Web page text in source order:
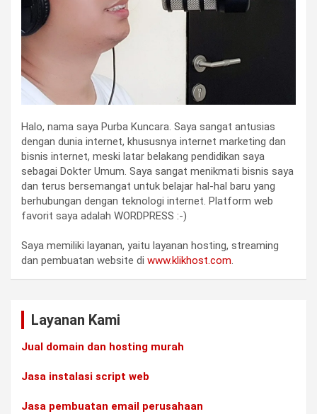
Halo, nama saya Purba Kuncara. Saya sangat antusias
dengan dunia internet, khususnya internet marketing dan
bisnis internet, meski latar belakang pendidikan saya
sebagai Dokter Umum. Saya sangat menikmati bisnis saya
dan terus bersemangat untuk belajar hal-hal baru yang
berhubungan dengan teknologi internet. Platform web
favorit saya adalah WORDPRESS :-)
Saya memiliki layanan, yaitu layanan hosting, streaming
dan pembuatan website di www.klikhost.com.
Layanan Kami
Jual domain dan hosting murah
Jasa instalasi script web
Jasa pembuatan email perusahaan